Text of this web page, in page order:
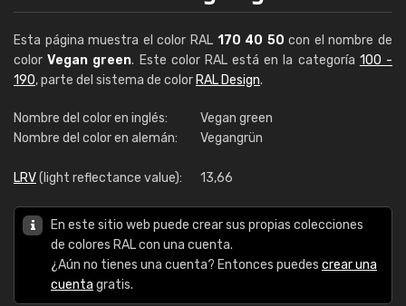
Esta página muestra el color RAL 170 40 50 con el nombre de
colorVegan green. Este color RAL está en la categoría 100 -
190, parte del sistema de color RAL Design.
Nombre del color en inglés:
Vegan green
Nombre del color en alemán:
Vegangrün
LRV(light reflectance value): 13,66
En este sitio web puede crear sus propias colecciones
de colores RAL con una cuenta.
¿Aún no tienes una cuenta? Entonces puedes crear una
cuenta gratis.